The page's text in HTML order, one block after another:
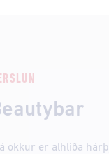
okkur er alhliða